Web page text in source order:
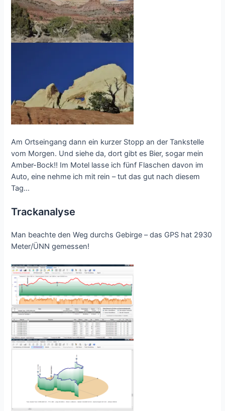
Am Ortseingang dann ein kurzer Stopp an der Tankstelle
vom Morgen. Und siehe da, dort gibt es Bier, sogar mein
Amber-Bock!! Im Motel lasse ich fünf Flaschen davon im
Auto, eine nehme ich mit rein – tut das gut nach diesem
Tag…
Trackanalyse
Man beachte den Weg durchs Gebirge – das GPS hat 2930
Meter/ÜNN gemessen!